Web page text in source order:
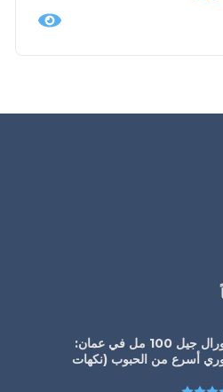
سيالس أورال جيل 100 مل في عمان:
أسرع من الحبوب (نكهات